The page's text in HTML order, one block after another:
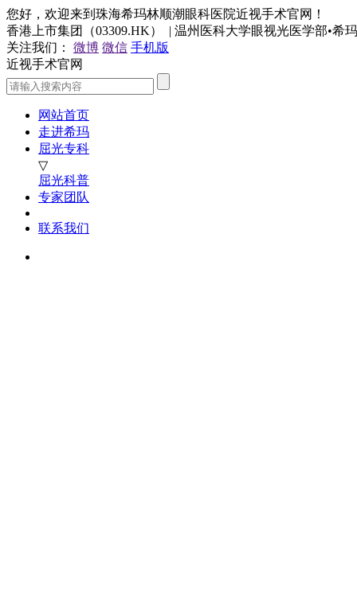
您好，欢迎来到珠海希玛林顺潮眼科医院近视手术官网！
香港上市集团（03309.HK） | 温州医科大学眼视光医学部•希
关注我们：
微博 微信 手机版
近视手术官网
网站首页
走进希玛
屈光专科
▽
屈光科普
专家团队
联系我们